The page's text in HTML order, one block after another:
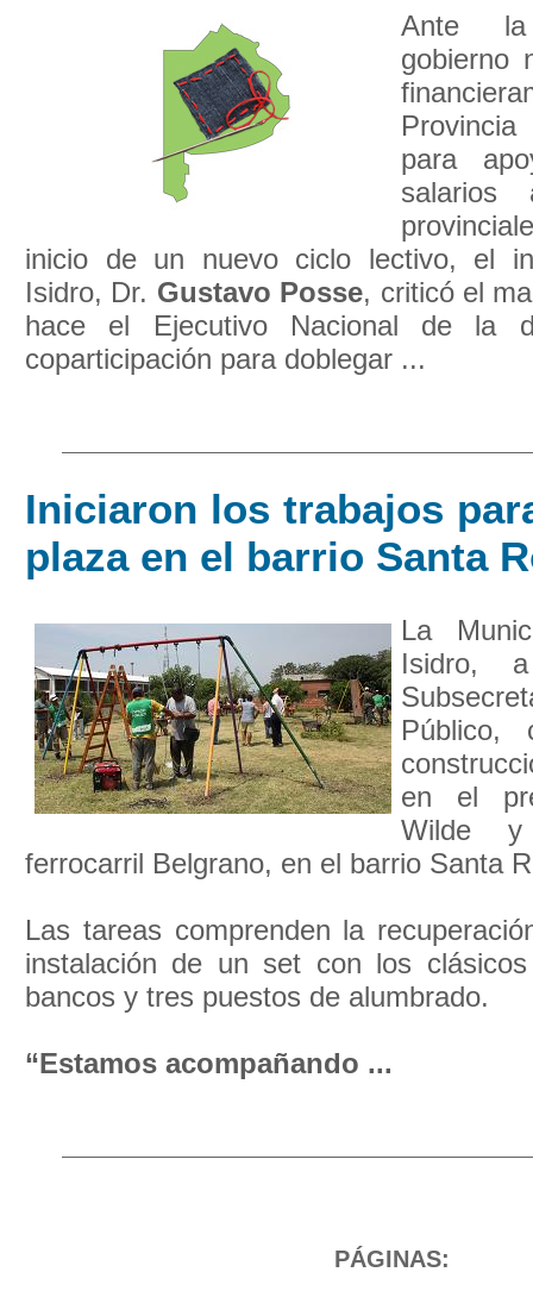
Ante
gobierno
para
salarios
inicio de un nuevo ciclo lectivo, el
Isidro, Dr. Gustavo Posse, criticó el
hace el Ejecutivo Nacional de la
coparticipación para doblegar ...
Iniciaron los trabajos
plaza en el barrio Santa
La
Isidro,
Público,
en el
Wilde
ferrocarril Belgrano, en el barrio Santa
Las tareas comprenden la
instalación de un set con los
bancos y tres puestos de alumbrado.
“Estamos acompañando ...
PÁGINAS: